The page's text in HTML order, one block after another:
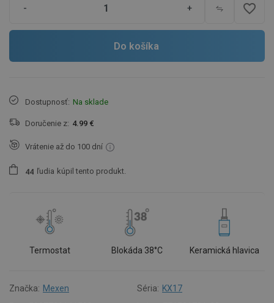
- + favorite_border
Do košíka
Dostupnosť: Na sklade
Doručenie z: 4.99 €
Vrátenie až do 100 dní
44 ľudia kúpil tento produkt.
Termostat Blokáda 38°C Keramická hlavica
Značka: Mexen Séria: KX17